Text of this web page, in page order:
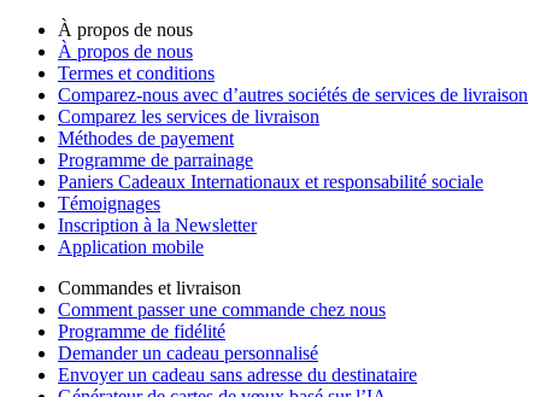
À propos de nous
À propos de nous
Termes et conditions
Comparez-nous avec d’autres sociétés de services de livraison
Comparez les services de livraison
Méthodes de payement
Programme de parrainage
Paniers Cadeaux Internationaux et responsabilité sociale
Témoignages
Inscription à la Newsletter
Application mobile
Commandes et livraison
Comment passer une commande chez nous
Programme de fidélité
Demander un cadeau personnalisé
Envoyer un cadeau sans adresse du destinataire